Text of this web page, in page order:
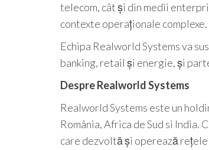
telecom, cât și din medii
contexte operaționale complexe.
Echipa Realworld Systems va
banking, retail și energie, și
Despre Realworld Systems
Realworld Systems este un
România, Africa de Sud si
care dezvoltă și operează